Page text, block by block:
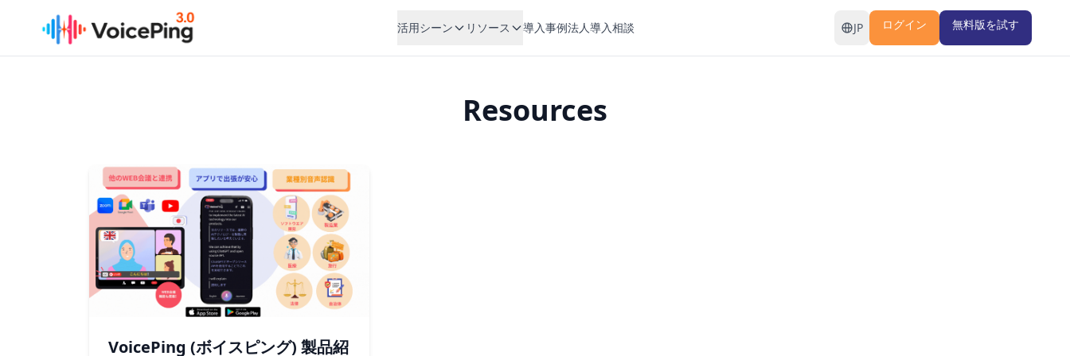
活用シーン リソース 導入事例法人導入相談 JP ログイン 無料版を試す
Resources
VoicePing (ボイスピング) 製品紹